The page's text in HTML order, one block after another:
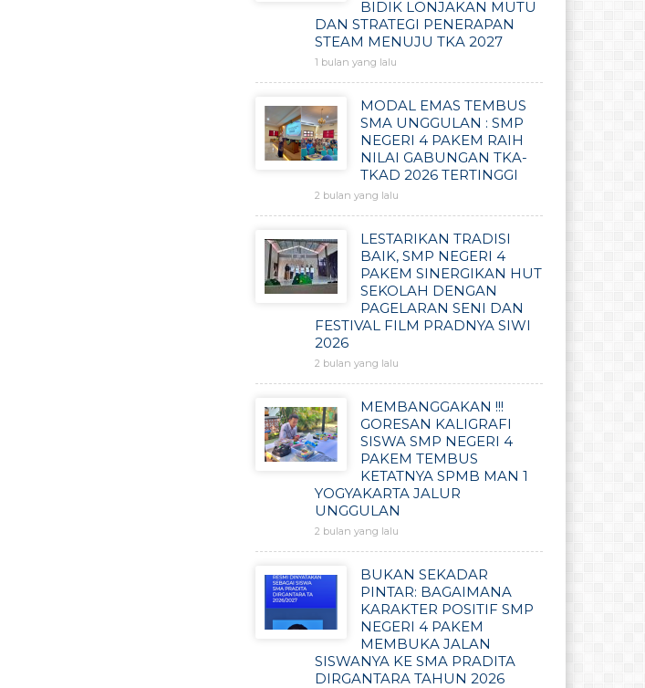
BIDIK LONJAKAN MUTU
DAN STRATEGI PENERAPAN
STEAM MENUJU TKA 2027
1 bulan yang lalu
MODAL EMAS TEMBUS
SMA UNGGULAN : SMP
NEGERI 4 PAKEM RAIH
NILAI GABUNGAN TKA-
TKAD 2026 TERTINGGI
2 bulan yang lalu
LESTARIKAN TRADISI
BAIK, SMP NEGERI 4
PAKEM SINERGIKAN HUT
SEKOLAH DENGAN
PAGELARAN SENI DAN
FESTIVAL FILM PRADNYA SIWI
2026
2 bulan yang lalu
MEMBANGGAKAN !!!
GORESAN KALIGRAFI
SISWA SMP NEGERI 4
PAKEM TEMBUS
KETATNYA SPMB MAN 1
YOGYAKARTA JALUR
UNGGULAN
2 bulan yang lalu
BUKAN SEKADAR
PINTAR: BAGAIMANA
KARAKTER POSITIF SMP
NEGERI 4 PAKEM
MEMBUKA JALAN
SISWANYA KE SMA PRADITA
DIRGANTARA TAHUN 2026